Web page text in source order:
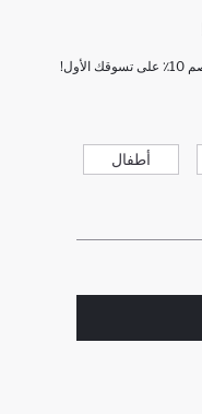
أطفال